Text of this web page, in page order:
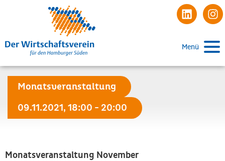
Menü
Monatsveranstaltung
09.11.2021, 18:00 - 20:00
Monatsveranstaltung November